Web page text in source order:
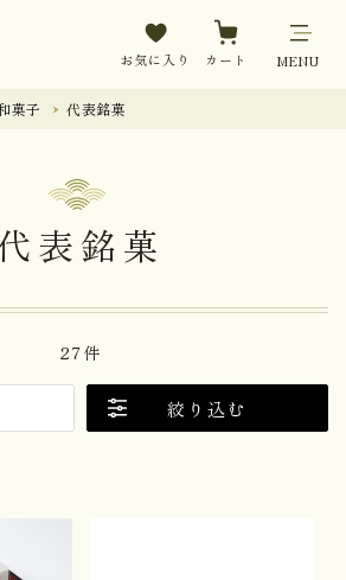
お気に入り カート MENU
菓子 代表銘菓
表銘菓
27件
絞り込む